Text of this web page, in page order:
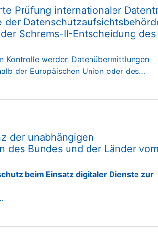
Prüfung internationaler
der
Schrems-II-Entscheidung des
Kontrolle werden Datenübermittlungen
der Europäischen Union oder des…
der unabhängigen
des Bundes und der Länder
beim Einsatz digitaler Dienste zur